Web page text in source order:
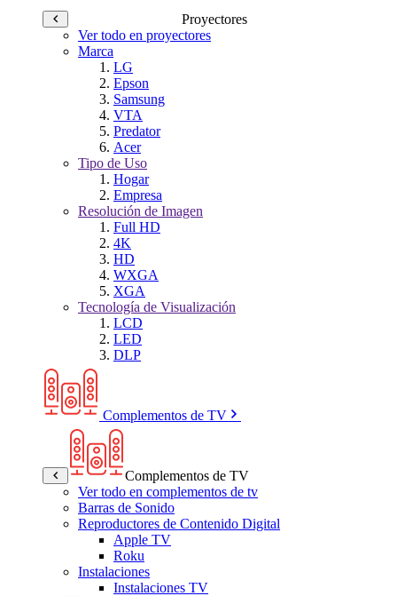
Proyectores
Ver todo en proyectores
Marca
LG
Epson
Samsung
VTA
Predator
Acer
Tipo de Uso
Hogar
Empresa
Resolución de Imagen
Full HD
4K
HD
WXGA
XGA
Tecnología de Visualización
LCD
LED
DLP
Complementos de TV
Complementos de TV
Ver todo en complementos de tv
Barras de Sonido
Reproductores de Contenido Digital
Apple TV
Roku
Instalaciones
Instalaciones TV